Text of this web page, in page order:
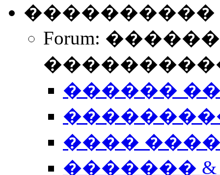
����������
Forum:
������
����
�������